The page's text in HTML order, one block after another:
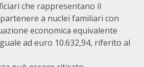
che rappresentano il
a nuclei familiari con
economica equivalente
ad euro 10.632,94, riferito al